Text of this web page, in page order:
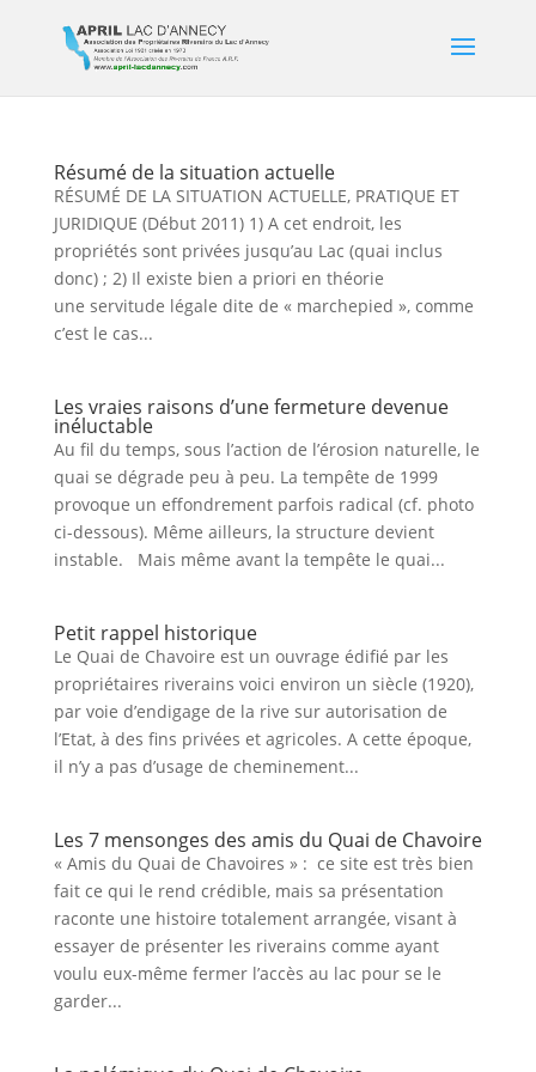
Résumé de la situation actuelle
RÉSUMÉ DE LA SITUATION ACTUELLE, PRATIQUE ET
JURIDIQUE (Début 2011) 1) A cet endroit, les
propriétés sont privées jusqu’au Lac (quai inclus
donc) ; 2) Il existe bien a priori en théorie
une servitude légale dite de « marchepied », comme
c’est le cas...
Les vraies raisons d’une fermeture devenue
inéluctable
Au fil du temps, sous l’action de l’érosion naturelle, le
quai se dégrade peu à peu. La tempête de 1999
provoque un effondrement parfois radical (cf. photo
ci-dessous). Même ailleurs, la structure devient
instable. Mais même avant la tempête le quai...
Petit rappel historique
Le Quai de Chavoire est un ouvrage édifié par les
propriétaires riverains voici environ un siècle (1920),
par voie d’endigage de la rive sur autorisation de
l’Etat, à des fins privées et agricoles. A cette époque,
il n’y a pas d’usage de cheminement...
Les 7 mensonges des amis du Quai de Chavoire
« Amis du Quai de Chavoires » : ce site est très bien
fait ce qui le rend crédible, mais sa présentation
raconte une histoire totalement arrangée, visant à
essayer de présenter les riverains comme ayant
voulu eux-même fermer l’accès au lac pour se le
garder...